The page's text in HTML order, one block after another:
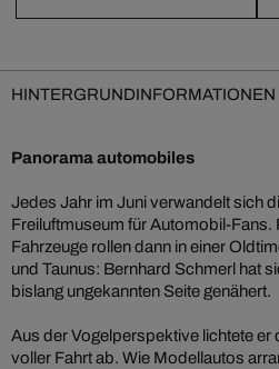
HINTERGRUNDINFORMATIONEN
Panorama automobiles
Jedes Jahr im Juni verwandelt sich
Freiluftmuseum für Automobil-
Fahrzeuge rollen dann in einer
und Taunus: Bernhard Schmerl hat
bislang ungekannten Seite genähert.
Aus der Vogelperspektive lichtete er
voller Fahrt ab. Wie Modellautos